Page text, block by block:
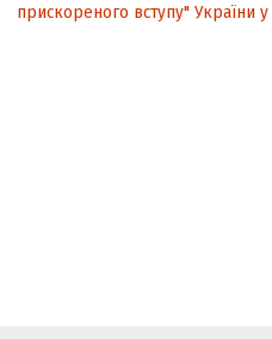
прискореного вступу" України